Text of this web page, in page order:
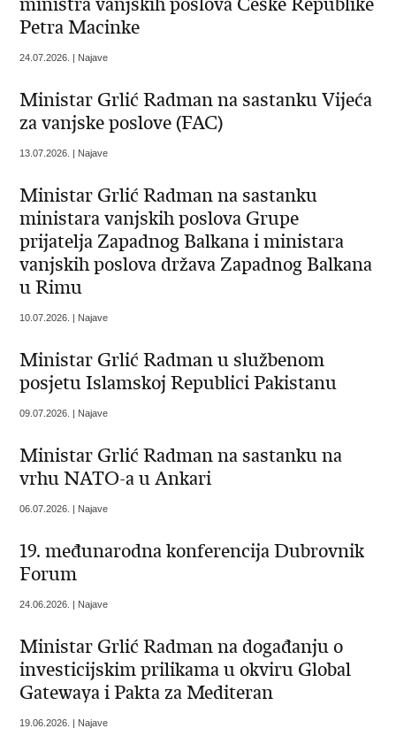
Petra Macinke
24.07.2026. | Najave
Ministar Grlić Radman na sastanku Vijeća
za vanjske poslove (FAC)
13.07.2026. | Najave
Ministar Grlić Radman na sastanku
ministara vanjskih poslova Grupe
prijatelja Zapadnog Balkana i ministara
vanjskih poslova država Zapadnog Balkana
u Rimu
10.07.2026. | Najave
Ministar Grlić Radman u službenom
posjetu Islamskoj Republici Pakistanu
09.07.2026. | Najave
Ministar Grlić Radman na sastanku na
vrhu NATO-a u Ankari
06.07.2026. | Najave
19. međunarodna konferencija Dubrovnik
Forum
24.06.2026. | Najave
Ministar Grlić Radman na događanju o
investicijskim prilikama u okviru Global
Gatewaya i Pakta za Mediteran
19.06.2026. | Najave